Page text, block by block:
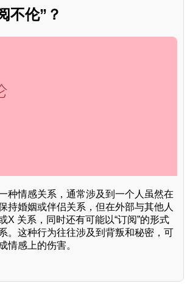
不伦”？
种情感关系，通常涉及到一个人虽然在
持婚姻或伴侣关系，但在外部与其他人
X 关系，同时还有可能以“订阅”的形式
。这种行为往往涉及到背叛和秘密，可
情感上的伤害。